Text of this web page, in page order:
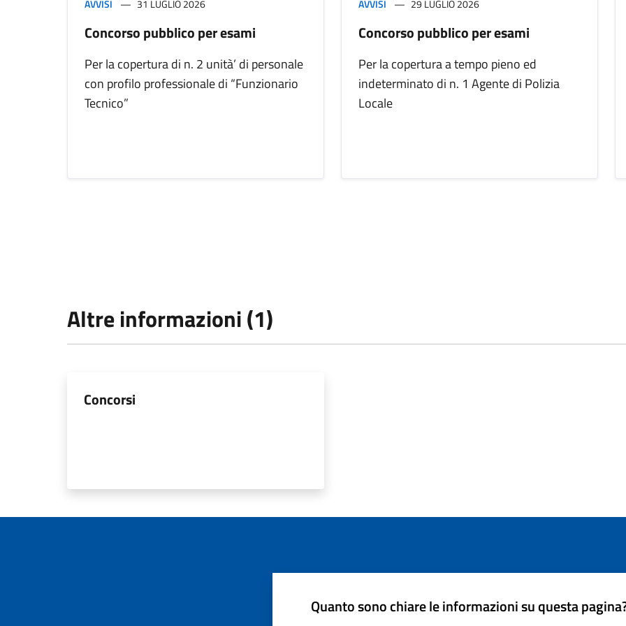
AVVISI 31 LUGLIO 2026
Concorso pubblico per esami
Per la copertura di n. 2 unità’ di personale
con profilo professionale di “Funzionario
Tecnico”
AVVISI 29 LUGLIO 2026
Concorso pubblico per esami
Per la copertura a tempo pieno ed
indeterminato di n. 1 Agente di Polizia
Locale
Altre informazioni (1)
Concorsi
Quanto sono chiare le informazioni su questa